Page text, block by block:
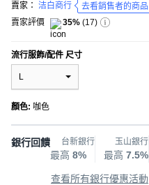
賣家： 洁白商行
去看銷售者的商品
賣家評價
35% (17)
流行服飾/配件 尺寸
L
顏色: 咖色
銀行回饋 台新銀行
最高 8%
玉山銀行
最高 7.5%
查看所有銀行優惠活動